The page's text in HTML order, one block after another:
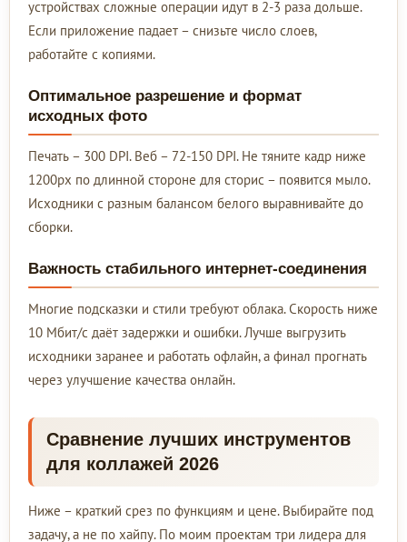
устройствах сложные операции идут в 2-3 раза дольше.
Если приложение падает – снизьте число слоев,
работайте с копиями.
Оптимальное разрешение и формат
исходных фото
Печать – 300 DPI. Веб – 72-150 DPI. Не тяните кадр ниже
1200px по длинной стороне для сторис – появится мыло.
Исходники с разным балансом белого выравнивайте до
сборки.
Важность стабильного интернет-соединения
Многие подсказки и стили требуют облака. Скорость ниже
10 Мбит/с даёт задержки и ошибки. Лучше выгрузить
исходники заранее и работать офлайн, а финал прогнать
через улучшение качества онлайн.
Сравнение лучших инструментов
для коллажей 2026
Ниже – краткий срез по функциям и цене. Выбирайте под
задачу, а не по хайпу. По моим проектам три лидера для